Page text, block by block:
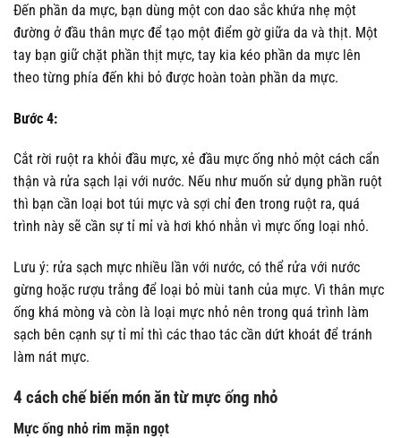
Đến phần da mực, bạn dùng một con dao sắc khứa nhẹ một
đường ở đầu thân mực để tạo một điểm gờ giữa da và thịt. Một
tay bạn giữ chặt phần thịt mực, tay kia kéo phần da mực lên
theo từng phía đến khi bỏ được hoàn toàn phần da mực.
Bước 4:
Cắt rời ruột ra khỏi đầu mực, xẻ đầu mực ống nhỏ một cách cẩn
thận và rửa sạch lại với nước. Nếu như muốn sử dụng phần ruột
thì bạn cần loại bot túi mực và sợi chỉ đen trong ruột ra, quá
trình này sẽ cần sự tỉ mỉ và hơi khó nhằn vì mực ống loại nhỏ.
Lưu ý: rửa sạch mực nhiều lần với nước, có thể rửa với nước
gừng hoặc rượu trắng để loại bỏ mùi tanh của mực. Vì thân mực
ống khá mòng và còn là loại mực nhỏ nên trong quá trình làm
sạch bên cạnh sự tỉ mỉ thì các thao tác cần dứt khoát để tránh
làm nát mực.
4 cách chế biến món ăn từ mực ống nhỏ
Mực ống nhỏ rim mặn ngọt